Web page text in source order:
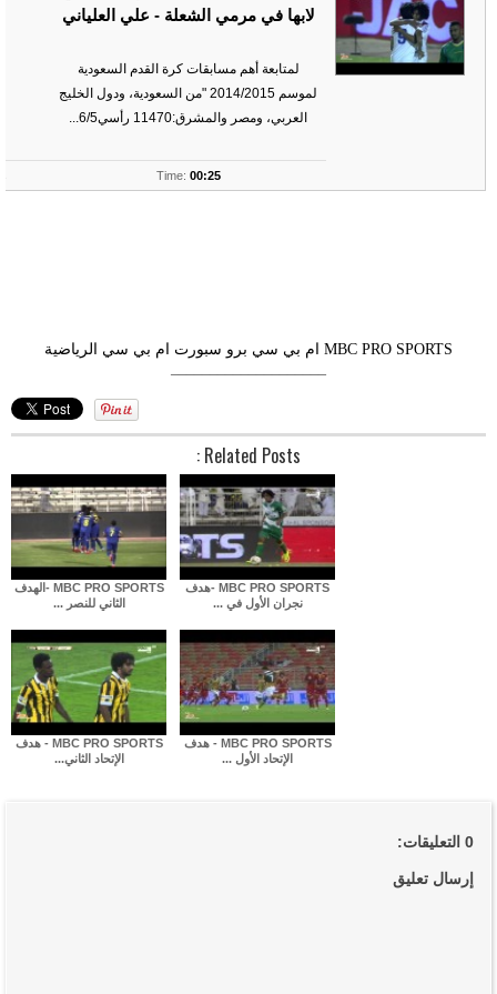
لابها في مرمي الشعلة - علي العلياني
لمتابعة أهم مسابقات كرة القدم السعودية
لموسم 2014/2015 "من السعودية، ودول الخليج
العربي، ومصر والمشرق:11470 رأسي6/5...
Time: 00:25
MBC PRO SPORTS ام بي سي برو سبورت ام بي سي الرياضية
––––––––––––––––––––
Related Posts :
MBC PRO SPORTS -الهدف
الثاني للنصر ...
MBC PRO SPORTS -هدف
نجران الأول في ...
MBC PRO SPORTS - هدف
الإتحاد الثاني...
MBC PRO SPORTS - هدف
الإتحاد الأول ...
0 التعليقات:
إرسال تعليق